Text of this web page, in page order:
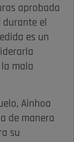
aprobada
durante el
es un
mala
Ainhoa
de manera
su